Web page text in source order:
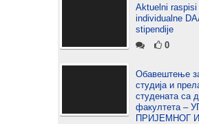
Aktuelni raspisi
individualne
stipendije
0
Обавештење
студија и
студената са
факултета –
ПРИЈЕМНОГ